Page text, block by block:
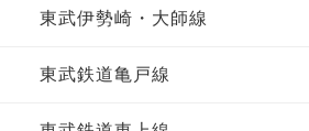
東武伊勢崎・大師線
東武鉄道亀戸線